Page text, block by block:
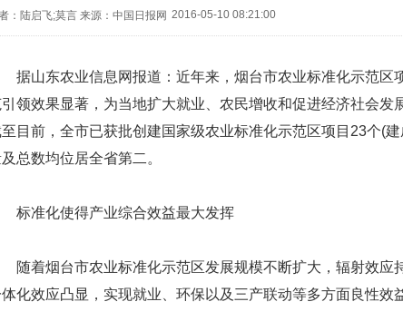
：陆启飞;莫言 来源：中国日报网 2016-05-10 08:21:00
据山东农业信息网报道：近年来，烟台市农业标准化示范区
领效果显著，为当地扩大就业、农民增收和促进经济社会发
目前，全市已获批创建国家级农业标准化示范区项目23个(
总数均位居全省第二。
标准化使得产业综合效益最大发挥
随着烟台市农业标准化示范区发展规模不断扩大，辐射效应
化效应凸显，实现就业、环保以及三产联动等多方面良性效